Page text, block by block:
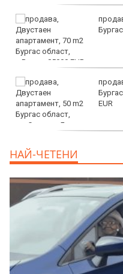
EUR
НАЙ-ЧЕТЕНИ